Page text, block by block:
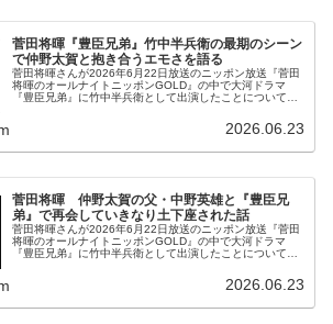
菅田将暉『豊臣兄弟』竹中半兵衛の最期のシーン
で仲野太賀と抱き合うエモさを語る
菅田将暉さんが2026年6月22日放送のニッポン放送『菅田
将暉のオールナイトニッポンGOLD』の中で大河ドラマ
『豊臣兄弟』に竹中半兵衛として出演したことについてト
2026.06.23
菅田将暉 仲野太賀の父・中野英雄と『豊臣兄
弟』で再会していきなり土下座された話
菅田将暉さんが2026年6月22日放送のニッポン放送『菅田
将暉のオールナイトニッポンGOLD』の中で大河ドラマ
『豊臣兄弟』に竹中半兵衛として出演したことについてト
中野英雄さんと現場で再会した際の模様を話していまし
2026.06.23